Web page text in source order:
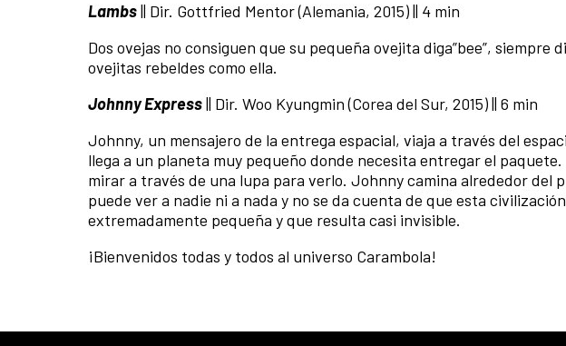
Lambs|| Dir. Gottfried Mentor (Alemania, 2015) || 4 min
Dos ovejas no consiguen que su pequeña ovejita diga”bee”, siempre
ovejitas rebeldes como ella.
Johnny Express|| Dir. Woo Kyungmin (Corea del Sur, 2015) || 6 min
Johnny, un mensajero de la entrega espacial, viaja a través del
llega a un planeta muy pequeño donde necesita entregar el
mirar a través de una lupa para verlo. Johnny camina alrededor del
puede ver a nadie ni a nada y no se da cuenta de que esta
extremadamente pequeña y que resulta casi invisible.
¡Bienvenidos todas y todos al universo Carambola!